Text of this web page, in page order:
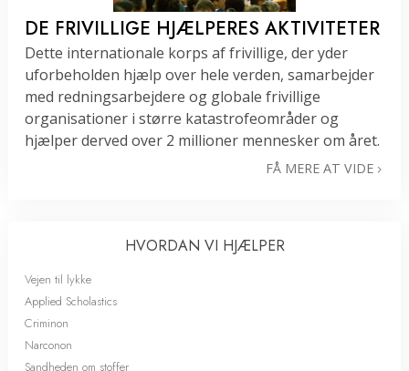
DE FRIVILLIGE HJÆLPERES AKTIVITETER
Dette internationale korps af frivillige, der yder
uforbeholden hjælp over hele verden, samarbejder
med redningsarbejdere og globale frivillige
organisationer i større katastrofeområder og
hjælper derved over 2 millioner mennesker om året.
FÅ MERE AT VIDE
HVORDAN VI HJÆLPER
Vejen til lykke
Applied Scholastics
Criminon
Narconon
Sandheden om stoffer